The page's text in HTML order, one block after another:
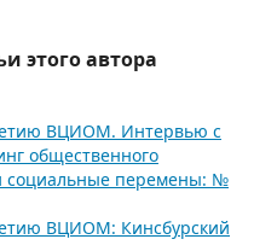
этого автора
ВЦИОМ. Интервью c
общественного
социальные перемены: №
ВЦИОМ: Кинсбурский